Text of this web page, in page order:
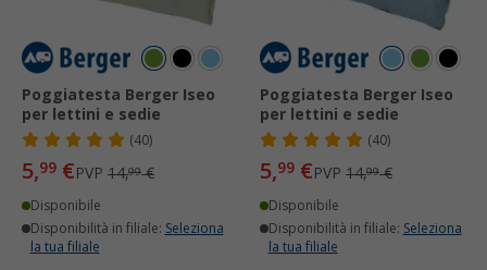
Poggiatesta Berger Iseo
per lettini e sedie
(40)
5,99 €PVP 14,99€
Disponibile
Disponibilità in filiale: Seleziona
la tua filiale
Poggiatesta Berger Iseo
per lettini e sedie
(40)
5,99 €PVP 14,99€
Disponibile
Disponibilità in filiale: Seleziona
la tua filiale